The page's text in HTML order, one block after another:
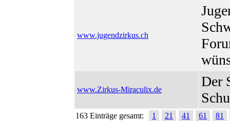
www.jugendzirkus.ch
www.Zirkus-Miraculix.de
Der
163 Einträge gesamt: 1 21 41 61 81